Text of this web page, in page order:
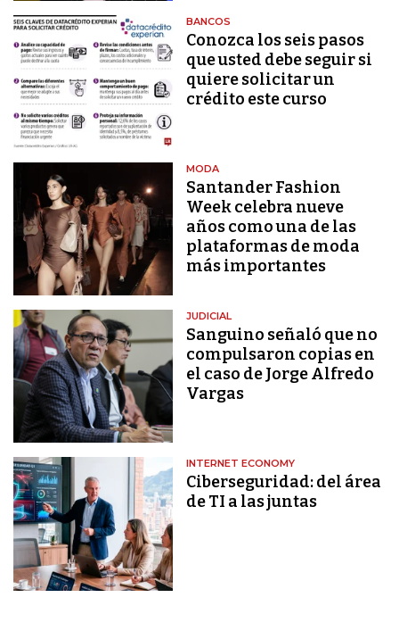
BANCOS
Conozca los seis pasos
que usted debe seguir si
quiere solicitar un
crédito este curso
MODA
Santander Fashion
Week celebra nueve
años como una de las
plataformas de moda
más importantes
JUDICIAL
Sanguino señaló que no
compulsaron copias en
el caso de Jorge Alfredo
Vargas
INTERNET ECONOMY
Ciberseguridad: del área
de TI a las juntas